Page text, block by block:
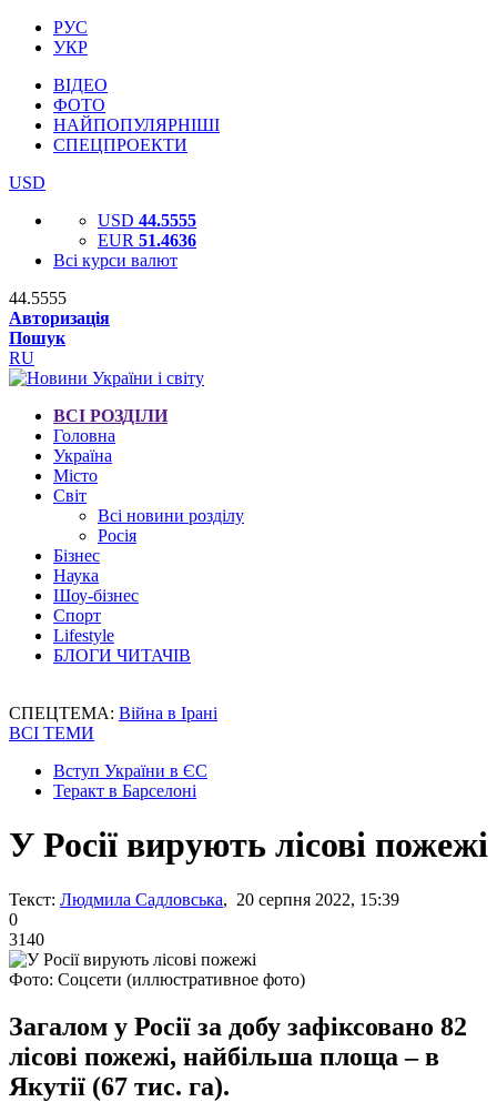
РУС
УКР
ВІДЕО
ФОТО
НАЙПОПУЛЯРНІШІ
СПЕЦПРОЕКТИ
USD
USD 44.5555
EUR 51.4636
Всі курси валют
44.5555
Авторизація
Пошук
RU
ВСІ РОЗДІЛИ
Головна
Україна
Місто
Світ
Всі новини розділу
Росія
Бізнес
Наука
Шоу-бізнес
Спорт
Lifestyle
БЛОГИ ЧИТАЧІВ
СПЕЦТЕМА: Війна в Ірані
ВСІ ТЕМИ
Вступ України в ЄС
Теракт в Барселоні
У Росії вирують лісові пожежі
Текст: Людмила Садловська, 20 серпня 2022, 15:39
0
3140
Фото: Соцсети (иллюстративное фото)
Загалом у Росії за добу зафіксовано 82
лісові пожежі, найбільша площа – в
Якутії (67 тис. га).